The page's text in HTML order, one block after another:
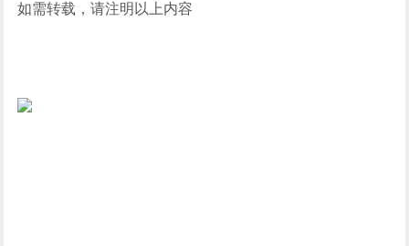
如需转载，请注明以上内容